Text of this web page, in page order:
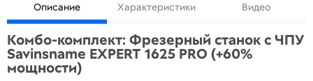
Описание Характеристики Видео
Комбо-комплект: Фрезерный станок с ЧПУ
Savinsname EXPERT 1625 PRO (+60%
мощности)